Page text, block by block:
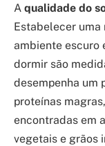
A qualidade do
Estabelecer uma
ambiente escuro
dormir são
desempenha um
proteínas
encontradas em
vegetais e grãos